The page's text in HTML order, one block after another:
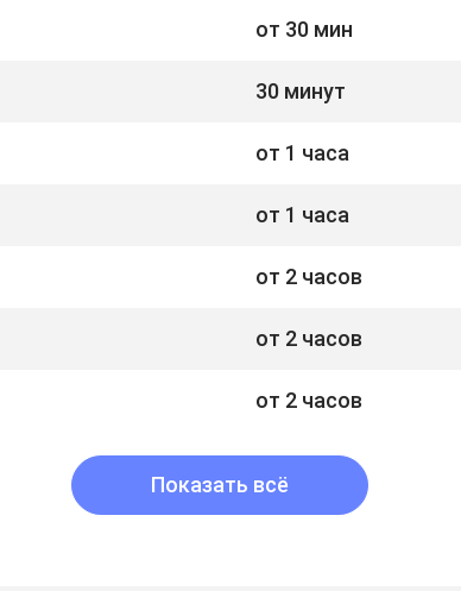
от 30 мин
30 минут
от 1 часа
от 1 часа
от 2 часов
от 2 часов
от 2 часов
Показать всё